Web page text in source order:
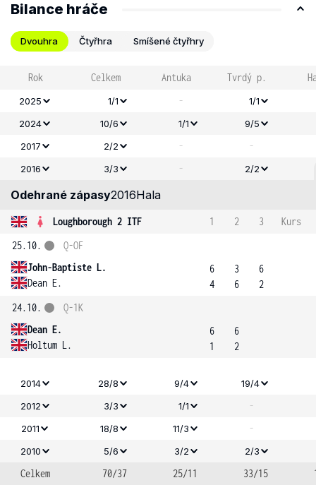
Bilance hráče
Dvouhra Čtyřhra Smíšené čtyřhry
Rok Celkem Antuka Tvrdý p.
2025 1/1 -
1/1
2024
10/6 1/1
9/5
2017
2/2 - -
2016
3/3 - 2/2
Odehrané zápasy2016Hala
Loughborough 2 ITF 1 2 3
Kurs
25.10.
John-Baptiste L.
Dean E.
Q-OF
6
4
3
6
6
2
24.10.
Dean E.
Holtum L.
Q-1K
6
1
6
2
2014 28/8 9/4
19/4
2012
3/3 1/1 -
2011
18/8 11/3 -
2010
5/6 3/2 2/3
Celkem 70/37 25/11 33/15